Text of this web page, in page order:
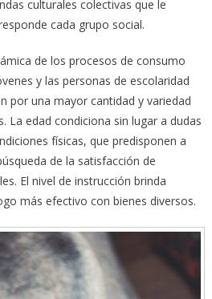
culturales colectivas que le
cada grupo social.
de los procesos de consumo
y las personas de escolaridad
por una mayor cantidad y variedad
La edad condiciona sin lugar a dudas
físicas, que predisponen a
de la satisfacción de
El nivel de instrucción brinda
más efectivo con bienes diversos.